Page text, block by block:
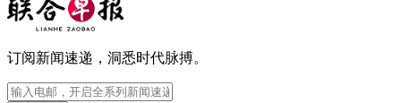
订阅新闻速递，洞悉时代脉搏。